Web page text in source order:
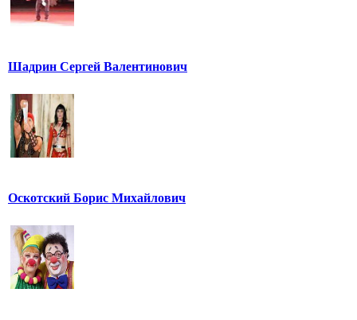
Шадрин Сергей Валентинович
Оскотский Борис Михайлович